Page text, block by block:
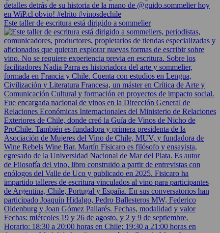
Este taller de escritura está dirigido a sommelier